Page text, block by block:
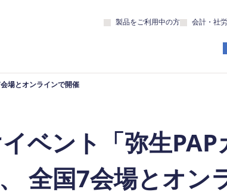
製品をご利用中の方 会計・社
場とオンラインで開催
ベント「弥生
全国7会場とオン